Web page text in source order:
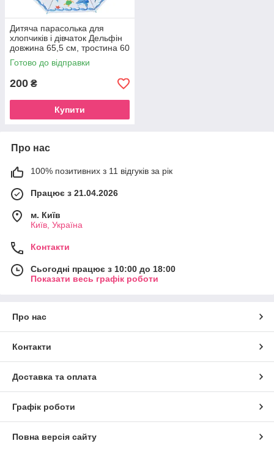
Дитяча парасолька для
хлопчиків і дівчаток Дельфін
довжина 65,5 см, тростина 60
см, діаметр 84 см
Готово до відправки
200 ₴
Купити
Про нас
100% позитивних з 11 відгуків за рік
Працює з 21.04.2026
м. Київ
Київ, Україна
Контакти
Сьогодні працює з 10:00 до 18:00
Показати весь графік роботи
Про нас
Контакти
Доставка та оплата
Графік роботи
Повна версія сайту